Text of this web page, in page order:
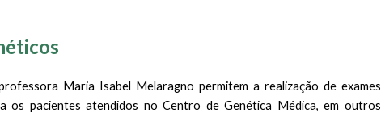
Maria Isabel Melaragno permitem a realização de exames
os pacientes atendidos no Centro de Genética Médica, em outros